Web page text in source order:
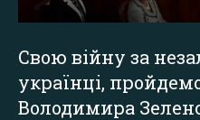
Свою війну за
українці,
Володимира